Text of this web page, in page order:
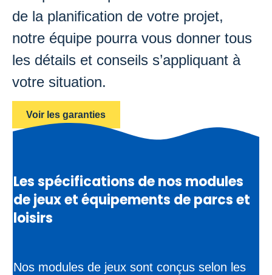
de la planification de votre projet,
notre équipe pourra vous donner tous
les détails et conseils s’appliquant à
votre situation.
Voir les garanties
Les spécifications de nos modules
de jeux et équipements de parcs et
loisirs
Nos modules de jeux sont conçus selon les